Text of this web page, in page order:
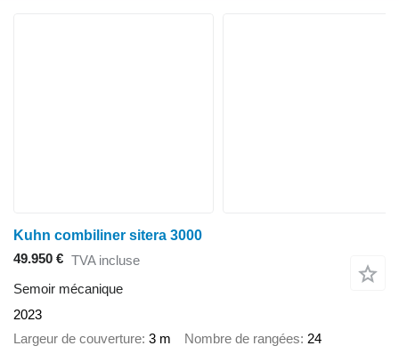
Kuhn combiliner sitera 3000
49.950 € TVA incluse
Semoir mécanique
2023
Largeur de couverture 3 m Nombre de rangées 24